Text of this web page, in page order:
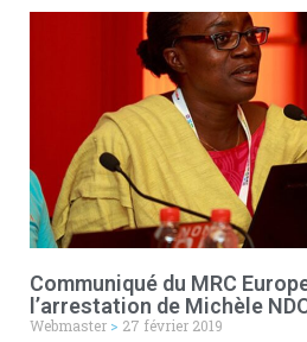
Communiqué du MRC
l’arrestation de Michèle
Webmaster
27 février 2019